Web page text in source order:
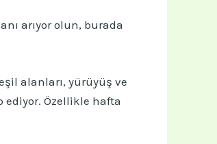
arıyor olun, burada
alanları, yürüyüş ve
Özellikle hafta